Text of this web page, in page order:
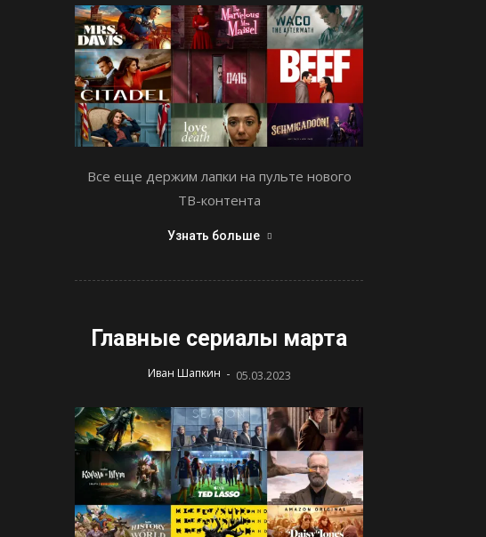
Все еще держим лапки на пульте нового
ТВ-контента
Узнать больше
Главные сериалы марта
Иван Шапкин - 05.03.2023